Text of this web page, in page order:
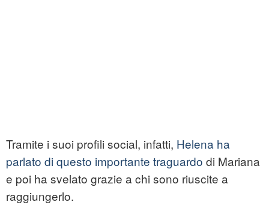
Tramite i suoi profili social, infatti, Helena ha
parlato di questo importante traguardo di Mariana
e poi ha svelato grazie a chi sono riuscite a
raggiungerlo.